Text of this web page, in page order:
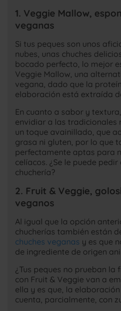
1. Veggie Mallow,
veganas
Si tus peques son unos
nubes, unas chuches
bocado perfecto, lo mejor
Veggie Mallow, una
vegana, dado que la
elaboración está extraída
En cuanto a sabor y
envidiar a las tradicionales
un toque avainillado, que
grasa ni gluten, por lo que
perfectamente aptas para
celíacos. ¿Se le puede
chuchería?
2. Fruit & Veggie,
veganos
Al igual que la opción
chucherías también están
chuches veganas y es que
de ingrediente de origen
¿Tus peques no prueban la
con Fruit & Veggie van a
ella y es que, la
cuenta, parcialmente, con